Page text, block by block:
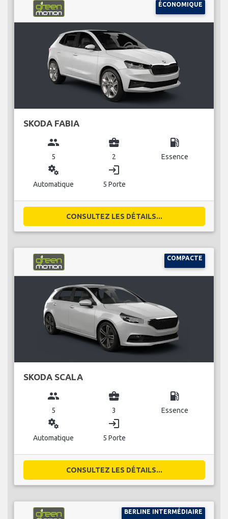
ÉCONOMIQUE
SKODA FABIA
group
5
business_center
2
local_gas_station
Essence
miscellaneous_services
Automatique
login
5 Porte
CONSULTEZ LES DÉTAILS...
COMPACTE
SKODA SCALA
group
5
business_center
3
local_gas_station
Essence
miscellaneous_services
Automatique
login
5 Porte
CONSULTEZ LES DÉTAILS...
BERLINE INTERMÉDIAIRE